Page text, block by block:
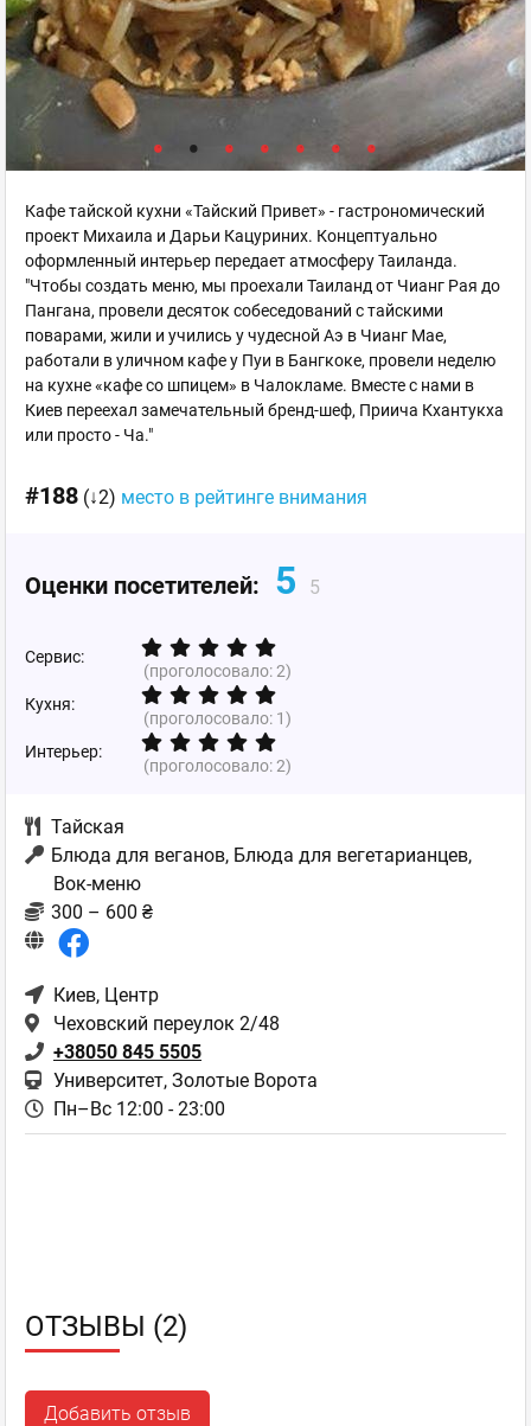
Кафе тайской кухни «Тайский Привет» - гастрономический
проект Михаила и Дарьи Кацуриних. Концептуально
оформленный интерьер передает атмосферу Таиланда.
"Чтобы создать меню, мы проехали Таиланд от Чианг Рая до
Пангана, провели десяток собеседований с тайскими
поварами, жили и учились у чудесной Аэ в Чианг Мае,
работали в уличном кафе у Пуи в Бангкоке, провели неделю
на кухне «кафе со шпицем» в Чалокламе. Вместе с нами в
Киев переехал замечательный бренд-шеф, Приича Кхантукха
или просто - Ча."
#188 (↓2) место в рейтинге внимания
Оценки посетителей: 5 5
Сервис:
(проголосовало:2)
Кухня:
(проголосовало: 1)
Интерьер:
(проголосовало:2)
Тайская
Блюда для веганов, Блюда для вегетарианцев,
Вок-меню
300 – 600 ₴
Киев, Центр
Чеховский переулок 2/48
+38050 845 5505
Университет, Золотые Ворота
Пн–Вс 12:00 - 23:00
ОТЗЫВЫ (2)
Добавить отзыв